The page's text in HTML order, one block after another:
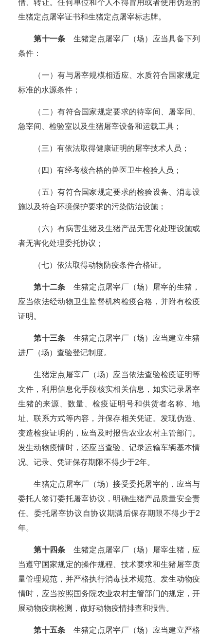
借、转让。任何单位和个人不得冒用或者使用伪造的
生猪定点屠宰证书和生猪定点屠宰标志牌。
第十一条 生猪定点屠宰厂（场）应当具备下列
条件：
（一）有与屠宰规模相适应、水质符合国家规定
标准的水源条件；
（二）有符合国家规定要求的待宰间、屠宰间、
急宰间、检验室以及生猪屠宰设备和运载工具；
（三）有依法取得健康证明的屠宰技术人员；
（四）有经考核合格的兽医卫生检验人员；
（五）有符合国家规定要求的检验设备、消毒设
施以及符合环境保护要求的污染防治设施；
（六）有病害生猪及生猪产品无害化处理设施或
者无害化处理委托协议；
（七）依法取得动物防疫条件合格证。
第十二条 生猪定点屠宰厂（场）屠宰的生猪，
应当依法经动物卫生监督机构检疫合格，并附有检疫
证明。
第十三条 生猪定点屠宰厂（场）应当建立生猪
进厂（场）查验登记制度。
生猪定点屠宰厂（场）应当依法查验检疫证明等
文件，利用信息化手段核实相关信息，如实记录屠宰
生猪的来源、数量、检疫证明号和供货者名称、地
址、联系方式等内容，并保存相关凭证。发现伪造、
变造检疫证明的，应当及时报告农业农村主管部门。
发生动物疫情时，还应当查验、记录运输车辆基本情
况。记录、凭证保存期限不得少于2年。
生猪定点屠宰厂（场）接受委托屠宰的，应当与
委托人签订委托屠宰协议，明确生猪产品质量安全责
任。委托屠宰协议自协议期满后保存期限不得少于2
年。
第十四条 生猪定点屠宰厂（场）屠宰生猪，应
当遵守国家规定的操作规程、技术要求和生猪屠宰质
量管理规范，并严格执行消毒技术规范。发生动物疫
情时，应当按照国务院农业农村主管部门的规定，开
展动物疫病检测，做好动物疫情排查和报告。
第十五条 生猪定点屠宰厂（场）应当建立严格